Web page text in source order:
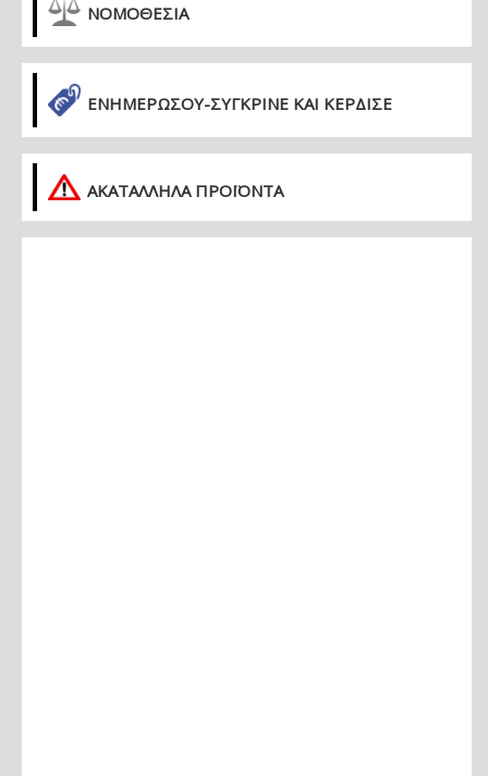
ΝΟΜΟΘΕΣΙΑ
ΕΝΗΜΕΡΏΣΟΥ-ΣΎΓΚΡΙΝΕ ΚΑΙ ΚΈΡΔΙΣΕ
ΑΚΑΤΑΛΛΗΛΑ ΠΡΟΪΟΝΤΑ